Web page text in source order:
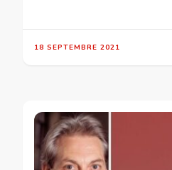
18 SEPTEMBRE 2021